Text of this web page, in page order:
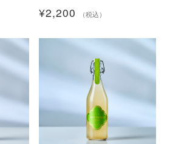
¥2,200 （税込）